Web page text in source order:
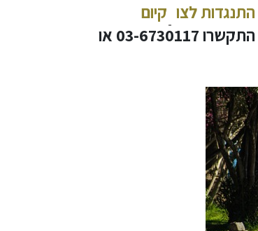
התנגדות לצו קיום
. ליצירת קשר עם עו"ד עפרה זיו התקשרו 03-6730117 או